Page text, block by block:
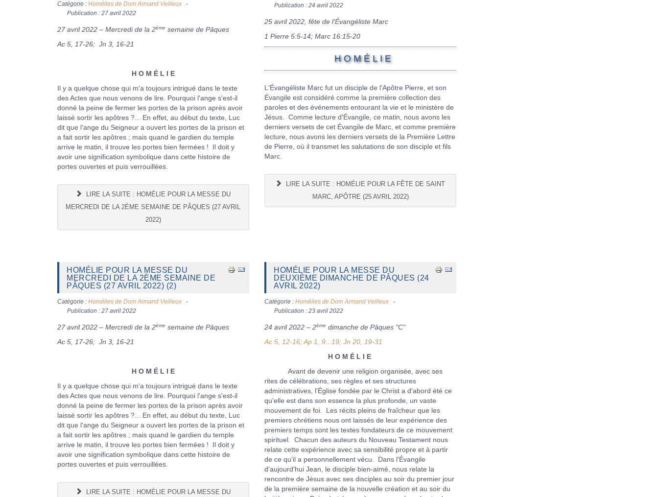
Catégorie : Homélies de Dom Armand Veilleux
Publication : 27 avril 2022
27 avril 2022 – Mercredi de la 2ème semaine de Pâques
Ac 5, 17-26; Jn 3, 16-21
H O M É L I E
Il y a quelque chose qui m'a toujours intrigué dans le texte
des Actes que nous venons de lire. Pourquoi l'ange s'est-il
donné la peine de fermer les portes de la prison après avoir
laissé sortir les apôtres ?... En effet, au début du texte, Luc
dit que l'ange du Seigneur a ouvert les portes de la prison et
a fait sortir les apôtres ; mais quand le gardien du temple
arrive le matin, il trouve les portes bien fermées ! Il doit y
avoir une signification symbolique dans cette histoire de
portes ouvertes et puis verrouillées.
LIRE LA SUITE : HOMÉLIE POUR LA MESSE DU
MERCREDI DE LA 2ÈME SEMAINE DE PÂQUES (27 AVRIL
2022)
Publication : 24 avril 2022
25 avril 2022, fête de l'Évangéliste Marc
1 Pierre 5:5-14; Marc 16:15-20
H O M É L I E
L'Évangéliste Marc fut un disciple de l'Apôtre Pierre, et son
Évangile est considéré comme la première collection des
paroles et des événements entourant la vie et le ministère de
Jésus. Comme lecture d'Évangile, ce matin, nous avons les
derniers versets de cet Évangile de Marc, et comme première
lecture, nous avons les derniers versets de la Première Lettre
de Pierre, où il transmet les salutations de son disciple et fils
Marc.
LIRE LA SUITE : HOMÉLIE POUR LA FÊTE DE SAINT
MARC, APÔTRE (25 AVRIL 2022)
HOMÉLIE POUR LA MESSE DU
MERCREDI DE LA 2ÈME SEMAINE DE
PÂQUES (27 AVRIL 2022) (2)
Catégorie : Homélies de Dom Armand Veilleux
Publication : 27 avril 2022
27 avril 2022 – Mercredi de la 2ème semaine de Pâques
Ac 5, 17-26; Jn 3, 16-21
H O M É L I E
Il y a quelque chose qui m'a toujours intrigué dans le texte
des Actes que nous venons de lire. Pourquoi l'ange s'est-il
donné la peine de fermer les portes de la prison après avoir
laissé sortir les apôtres ?... En effet, au début du texte, Luc
dit que l'ange du Seigneur a ouvert les portes de la prison et
a fait sortir les apôtres ; mais quand le gardien du temple
arrive le matin, il trouve les portes bien fermées ! Il doit y
avoir une signification symbolique dans cette histoire de
portes ouvertes et puis verrouillées.
LIRE LA SUITE : HOMÉLIE POUR LA MESSE DU
HOMÉLIE POUR LA MESSE DU
DEUXIÈME DIMANCHE DE PÂQUES (24
AVRIL 2022)
Catégorie :Homélies de Dom Armand Veilleux
Publication : 23 avril 2022
24 avril 2022 – 2ème dimanche de Pâques "C"
Ac 5, 12-16; Ap 1, 9...19; Jn 20, 19-31
H O M É L I E
Avant de devenir une religion organisée, avec ses
rites de célébrations, ses règles et ses structures
administratives, l'Église fondée par le Christ a d'abord été ce
qu'elle est dans son essence la plus profonde, un vaste
mouvement de foi. Les récits pleins de fraîcheur que les
premiers chrétiens nous ont laissés de leur expérience des
premiers temps sont les textes fondateurs de ce mouvement
spirituel. Chacun des auteurs du Nouveau Testament nous
relate cette expérience avec sa sensibilité propre et à partir
de ce qu'il a personnellement vécu. Dans l'Évangile
d'aujourd'hui Jean, le disciple bien-aimé, nous relate la
rencontre de Jésus avec ses disciples au soir du premier jour
de la première semaine de la nouvelle création et au soir du